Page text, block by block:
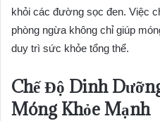
khỏi các đường sọc đen. Việc
phòng ngừa không chỉ giúp
duy trì sức khỏe tổng thể.
Chế Độ Dinh
Móng Khỏe Mạnh